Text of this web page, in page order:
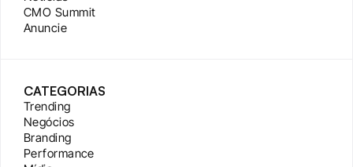
CMO Summit
Anuncie
CATEGORIAS
Trending
Negócios
Branding
Performance